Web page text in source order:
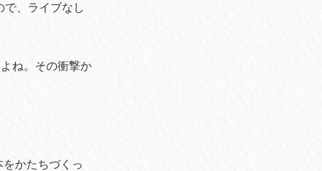
で、ライブなし
ね。その衝撃か
をかたちづくっ